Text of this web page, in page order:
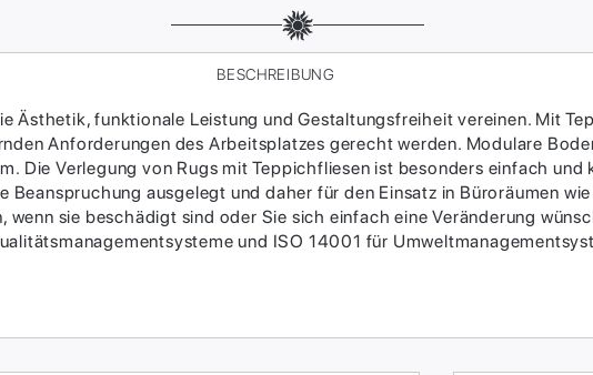
BESCHREIBUNG
Ästhetik, funktionale Leistung und Gestaltungsfreiheit vereinen. Mit
Anforderungen des Arbeitsplatzes gerecht werden. Modulare
Die Verlegung von Rugs mit Teppichfliesen ist besonders einfach
Beanspruchung ausgelegt und daher für den Einsatz in Büroräumen
wenn sie beschädigt sind oder Sie sich einfach eine Veränderung
und ISO 14001 für